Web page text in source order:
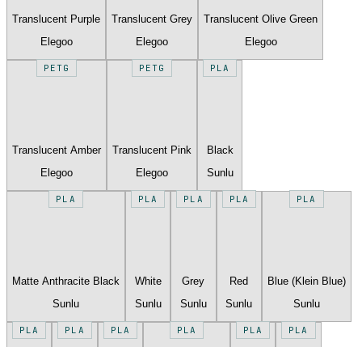
Translucent Purple
Elegoo
Translucent Grey
Elegoo
Translucent Olive Green
Elegoo
PETG
Translucent Amber
Elegoo
PETG
Translucent Pink
Elegoo
PLA
Black
Sunlu
PLA
Matte Anthracite Black
Sunlu
PLA
White
Sunlu
PLA
Grey
Sunlu
PLA
Red
Sunlu
PLA
Blue (Klein Blue)
Sunlu
PLA PLA PLA PLA PLA PLA